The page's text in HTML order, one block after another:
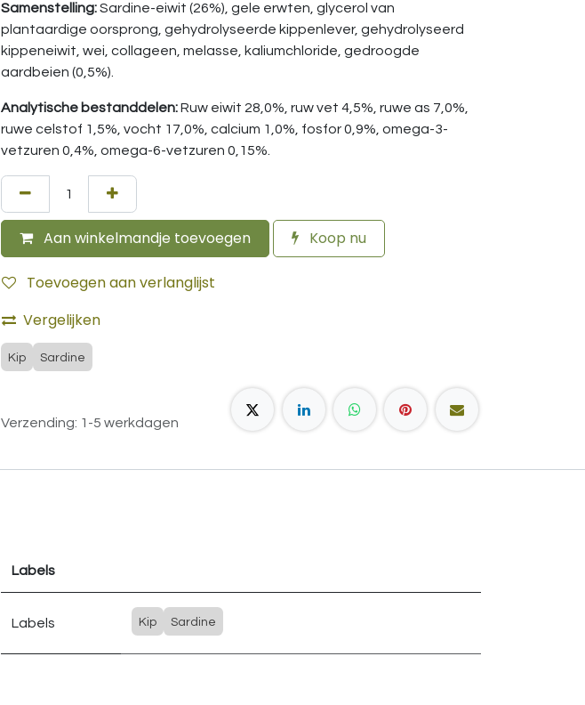
Samenstelling:Sardine-eiwit (26%), gele erwten, glycerol van
plantaardige oorsprong, gehydrolyseerde kippenlever, gehydrolyseerd
kippeneiwit, wei, collageen, melasse, kaliumchloride, gedroogde
aardbeien (0,5%).
Analytische bestanddelen:Ruw eiwit 28,0%, ruw vet 4,5%, ruwe as 7,0%,
ruwe celstof 1,5%, vocht 17,0%, calcium 1,0%, fosfor 0,9%, omega-3-
vetzuren 0,4%, omega-6-vetzuren 0,15%.
Aan winkelmandje toevoegen Koop nu
Toevoegen aan verlanglijst
Vergelijken
Kip Sardine
Verzending: 1-5 werkdagen
Labels
Labels Kip Sardine